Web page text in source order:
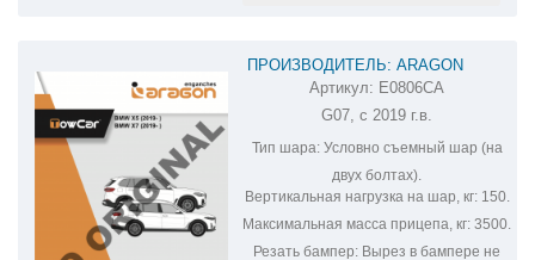
ПРОИЗВОДИТЕЛЬ: ARAGON
ФАРКОП НА BMW X7 E0806CA
Артикул: E0806CA
G07, с 2019 г.в.
Тип шара:Условно съемный шар (на
двух болтах).
Вертикальная нагрузка на шар, кг:150.
Максимальная масса прицепа, кг: 3500.
Резать бампер: Вырез в бампере не